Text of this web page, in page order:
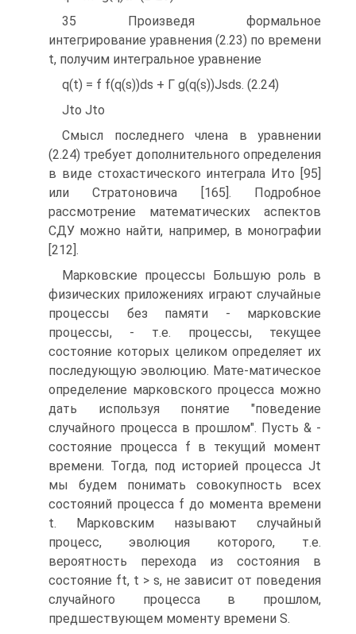
35 Произведя формальное
интегрирование уравнения (2.23) по времени
t, получим интегральное уравнение
q(t) = f f(q(s))ds + Г g(q(s))Јsds. (2.24)
Jto Jto
Смысл последнего члена в уравнении
(2.24) требует дополнительного определения
в виде стохастического интеграла Ито [95]
или Стратоновича [165]. Подробное
рассмотрение математических аспектов
СДУ можно найти, например, в монографии
[212].
Марковские процессы Большую роль в
физических приложениях играют случайные
процессы без памяти - марковские
процессы, - т.е. процессы, текущее
состояние которых целиком определяет их
последующую эволюцию. Мате-матическое
определение марковского процесса можно
дать используя понятие "поведение
случайного процесса в прошлом". Пусть & -
состояние процесса f в текущий момент
времени. Тогда, под историей процесса Јt
мы будем понимать совокупность всех
состояний процесса f до момента времени
t. Марковским называют случайный
процесс, эволюция которого, т.е.
вероятность перехода из состояния в
состояние ft, t > s, не зависит от поведения
случайного процесса в прошлом,
предшествующем моменту времени S.